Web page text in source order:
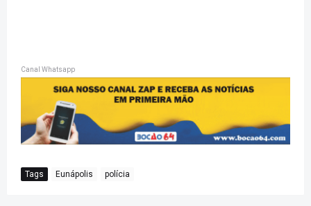
Canal Whatsapp
Tags Eunápolis polícia